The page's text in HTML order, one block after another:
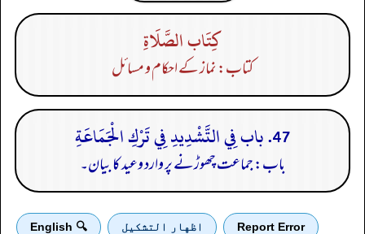
كِتَاب الصَّلَاةِ
کتاب: نماز کے احکام و مسائل
47. باب فِي التَّشْدِيدِ فِي تَرْكِ الْجَمَاعَةِ
باب: جماعت چھوڑنے پر وارد وعید کا بیان۔
Report Error اظهار التشكيل 🔍 English